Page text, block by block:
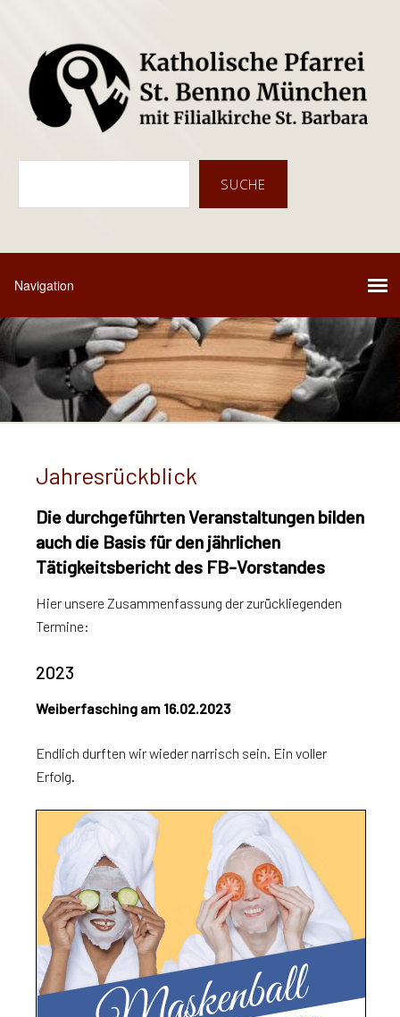
SUCHE
Jahresrückblick
Die durchgeführten Veranstaltungen bilden
auch die Basis für den jährlichen
Tätigkeitsbericht des FB-Vorstandes
Hier unsere Zusammenfassung der zurückliegenden
Termine:
2023
Weiberfasching am 16.02.2023
Endlich durften wir wieder narrisch sein. Ein voller
Erfolg.